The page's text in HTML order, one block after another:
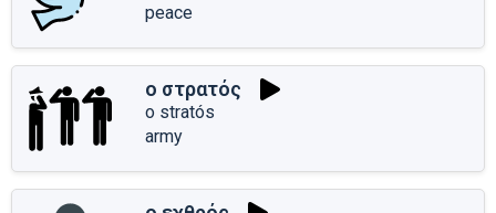
peace
ο στρατός
o stratós
army